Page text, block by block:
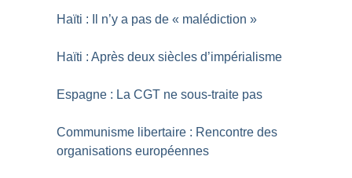
Haïti : Il n’y a pas de « malédiction »
Haïti : Après deux siècles d’impérialisme
Espagne : La CGT ne sous-traite pas
Communisme libertaire : Rencontre des
organisations européennes